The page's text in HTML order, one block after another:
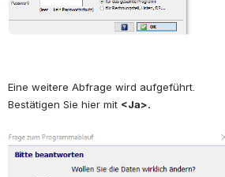
Eine weitere Abfrage wird aufgeführt.
Bestätigen Sie hier mit <Ja>.
öffnen